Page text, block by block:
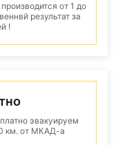
от 1 до
результат за
!
эвакуируем
км. от МКАД-а